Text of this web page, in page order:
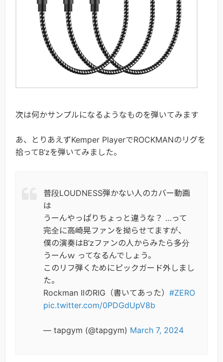
次は何かサンプルになるようなものを弾いてみます
あ、とりあえずKemper PlayerでROCKMANのリグを
拾ってB’zを弾いてみました。
普段LOUDNESS弾かない人のカバー動画
は
うーんやっぱりちょっと違うな？ …って
完全に高崎晃ファンを拗らせてますが、
僕の演奏はB’zファンの人からみたら多分
うーんｗ ってなるんでしょう。
このリフ弾くためにピックガード外しまし
た。
Rockman IIのRIG（書いてあった） #ZERO
pic.twitter.com/0PDGdUpV8b
— tapgym (@tapgym) March 7, 2024